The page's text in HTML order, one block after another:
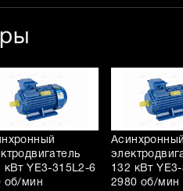
кВт YE3-315L2-6
об/мин
132 кВт
2980 об/мин